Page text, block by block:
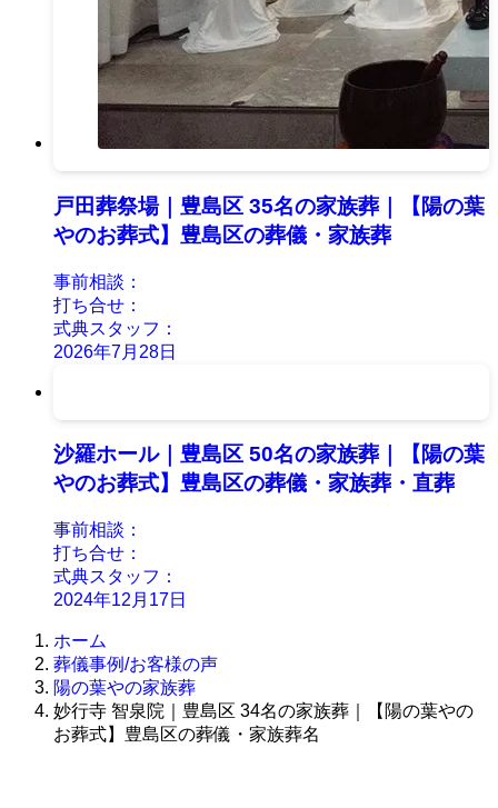
戸田葬祭場｜豊島区 35名の家族葬｜【陽の葉
やのお葬式】豊島区の葬儀・家族葬
事前相談：
打ち合せ：
式典スタッフ：
2026年7月28日
沙羅ホール｜豊島区 50名の家族葬｜【陽の葉
やのお葬式】豊島区の葬儀・家族葬・直葬
事前相談：
打ち合せ：
式典スタッフ：
2024年12月17日
ホーム
葬儀事例/お客様の声
陽の葉やの家族葬
妙行寺 智泉院｜豊島区 34名の家族葬｜【陽の葉やの
お葬式】豊島区の葬儀・家族葬名